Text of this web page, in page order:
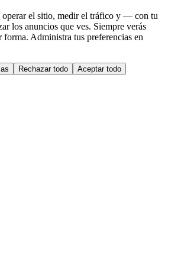
operar el sitio, medir el tráfico y — con tu
los anuncios que ves. Siempre verás
forma. Administra tus preferencias en
Rechazar todo Aceptar todo